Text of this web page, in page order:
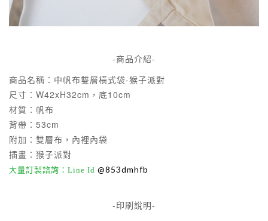
-商品介紹-
商品名稱：中帆布雙層橫式袋-猴子派對
尺寸：W42xH32cm，底10cm
材質：帆布
背帶：53cm
附加：雙層布，內裡內袋
插畫：猴子派對
大量訂製諮詢：Line Id @853dmhfb
-印刷說明-